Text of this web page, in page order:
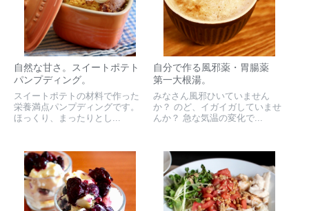
自然な甘さ。スイートポテト
パンプディング。
スイートポテトの材料で作った
栄養満点パンプディングです。
ほっくり、まったりとし...
自分で作る風邪薬・胃腸薬
第一大根湯。
みなさん風邪ひいていません
か？ のど、イガイガしていませ
んか？ 急な気温の変化で...